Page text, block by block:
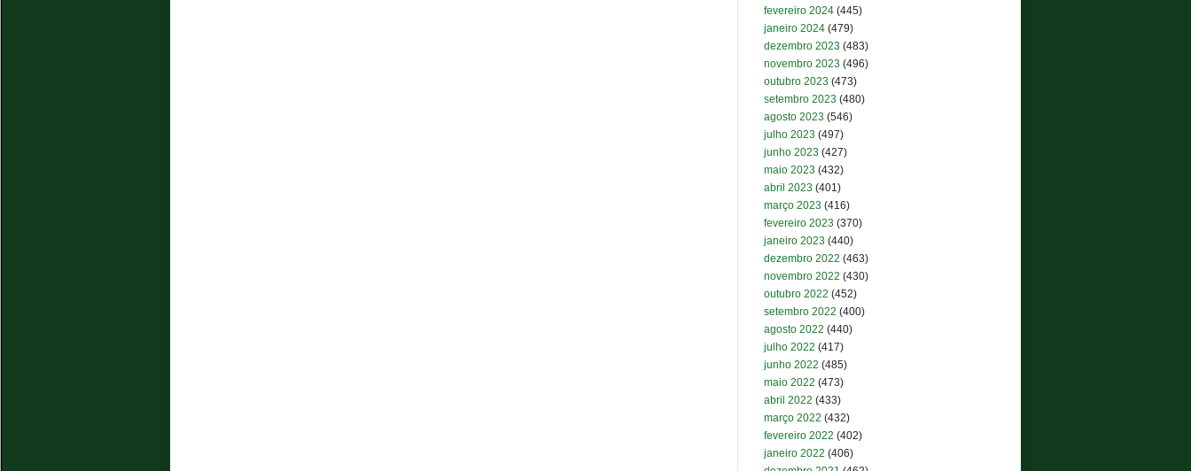
fevereiro 2024 (445)
janeiro 2024 (479)
dezembro 2023 (483)
novembro 2023 (496)
outubro 2023 (473)
setembro 2023 (480)
agosto 2023 (546)
julho 2023 (497)
junho 2023 (427)
maio 2023 (432)
abril 2023 (401)
março 2023 (416)
fevereiro 2023 (370)
janeiro 2023 (440)
dezembro 2022 (463)
novembro 2022 (430)
outubro 2022 (452)
setembro 2022 (400)
agosto 2022 (440)
julho 2022 (417)
junho 2022 (485)
maio 2022 (473)
abril 2022 (433)
março 2022 (432)
fevereiro 2022 (402)
janeiro 2022 (406)